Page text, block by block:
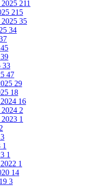
211
215
2025 35
34
45
39
33
47
29
18
16
2
1
2
3
1
1
1
14
3